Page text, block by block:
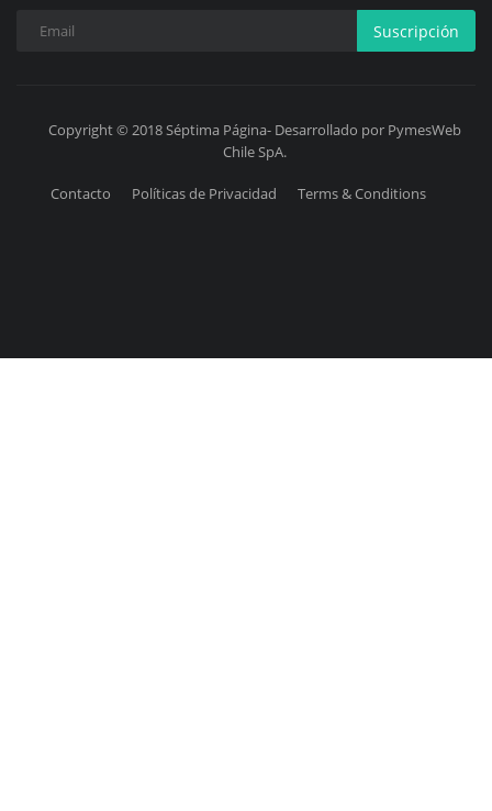
Suscripción
Copyright © 2018 Séptima Página- Desarrollado por PymesWeb
Chile SpA.
Contacto Políticas de Privacidad Terms & Conditions